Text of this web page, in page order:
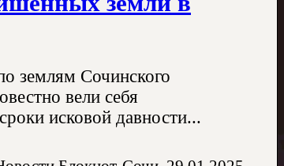
землям Сочинского
вели себя
исковой давности...